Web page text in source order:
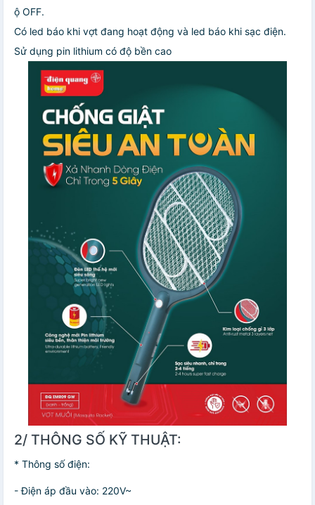
ộ OFF.
Có led báo khi vợt đang hoạt động và led báo khi sạc điện.
Sử dụng pin lithium có độ bền cao
2/ THÔNG SỐ KỸ THUẬT:
* Thông số điện:
- Điện áp đầu vào: 220V~